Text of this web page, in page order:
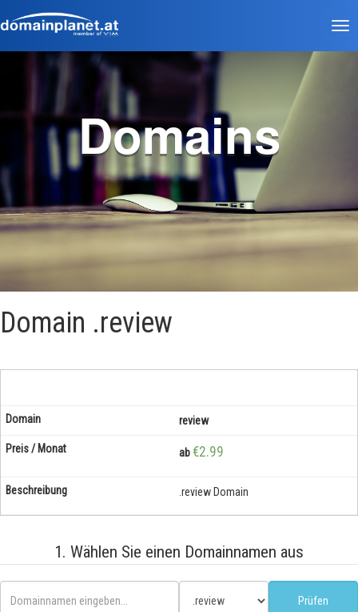
Domains
Domain .review
review
ab€2.99
.review Domain
1. Wählen Sie einen Domainnamen aus